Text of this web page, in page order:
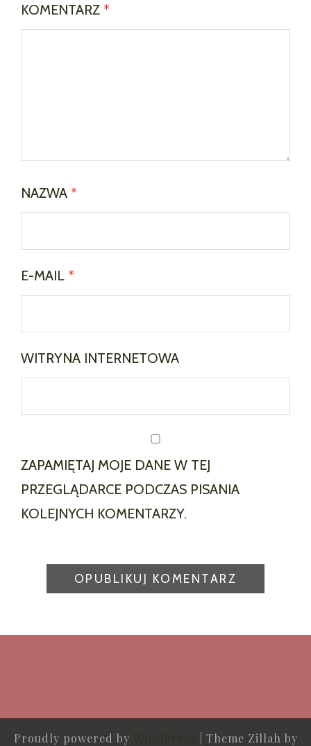
KOMENTARZ *
NAZWA *
E-MAIL *
WITRYNA INTERNETOWA
ZAPAMIĘTAJ MOJE DANE W TEJ
PRZEGLĄDARCE PODCZAS PISANIA
KOLEJNYCH KOMENTARZY.
Proudly powered by WordPress Theme Zillah by